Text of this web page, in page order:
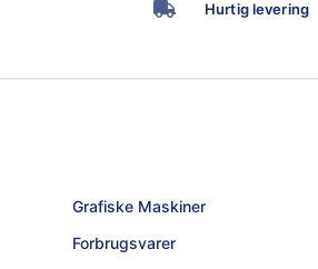
Hurtig levering
Grafiske Maskiner
Forbrugsvarer